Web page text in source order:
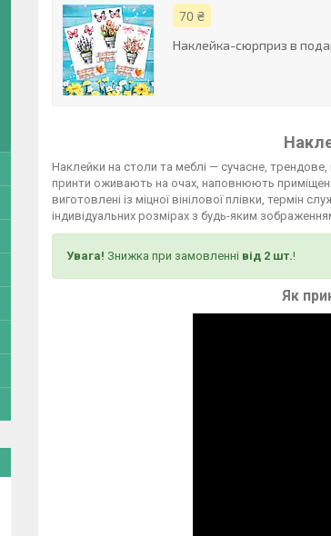
70 ₴
Наклейка-сюрприз в
Наклейки на столи та меблі — сучасне, трендове,
принти оживають на очах, наповнюють
виготовлені із міцної вінілової плівки,
індивідуальних розмірах з будь-яким
Увага! Знижка при замовленні від 2 шт.!
Як